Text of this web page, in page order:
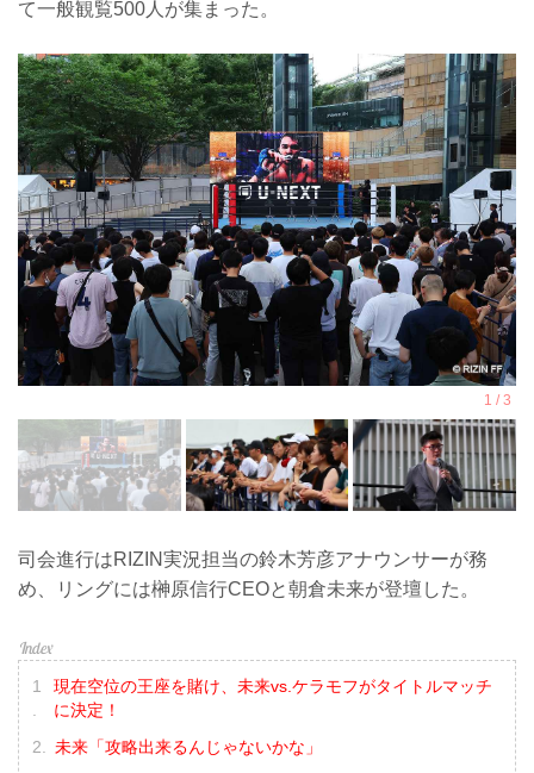
て一般観覧500人が集まった。
司会進行はRIZIN実況担当の鈴木芳彦アナウンサーが務
め、リングには榊原信行CEOと朝倉未来が登壇した。
現在空位の王座を賭け、未来vs.ケラモフがタイトルマッチ
に決定！
未来「攻略出来るんじゃないかな」